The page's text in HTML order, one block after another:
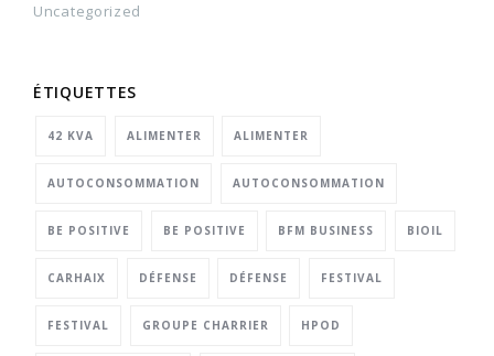
Uncategorized
ÉTIQUETTES
42 KVA ALIMENTER ALIMENTER
AUTOCONSOMMATION AUTOCONSOMMATION
BE POSITIVE BE POSITIVE BFM BUSINESS BIOIL
CARHAIX DÉFENSE DÉFENSE FESTIVAL
FESTIVAL GROUPE CHARRIER HPOD